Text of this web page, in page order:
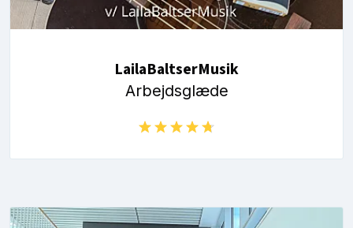
LailaBaltserMusik
Arbejdsglæde